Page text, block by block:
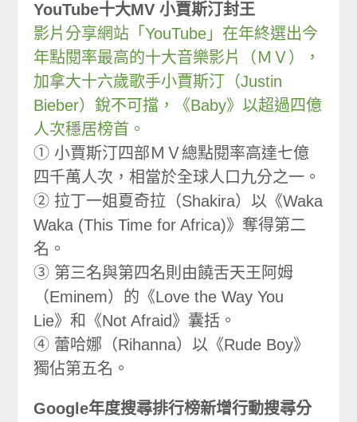
YouTube十大MV 小賈斯汀封王
影片分享網站「YouTube」在年終選出今
年點閱率最高的十大音樂影片（ＭＶ），
加拿大十六歲歌手小賈斯汀（Justin
Bieber）銳不可擋，《Baby》以超過四億
人次穩居榜首。
① 小賈斯汀四部ＭＶ總點閱率高達七億
四千萬人次，相當於全球人口九分之一。
② 拉丁一姐夏奇拉（Shakira）以《Waka
Waka (This Time for Africa)》奪得第二
名。
③ 第三名與第四名則由饒舌天王阿姆
（Eminem）的《Love the Way You
Lie》和《Not Afraid》囊括。
④ 蕾哈娜（Rihanna）以《Rude Boy》
獨佔第五名。
Google年度搜尋排行榜新增行動搜尋分